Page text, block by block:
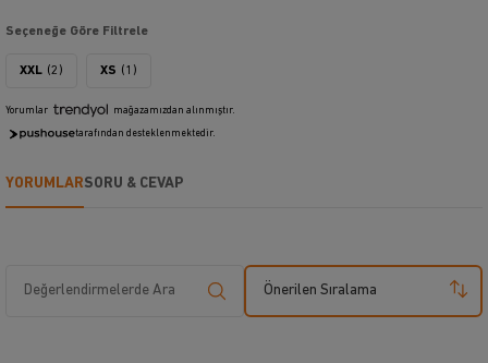
Seçeneğe Göre Filtrele
XXL (2) XS (1)
Yorumlar mağazamızdan alınmıştır.
tarafından desteklenmektedir.
YORUMLARSORU & CEVAP
Önerilen Sıralama